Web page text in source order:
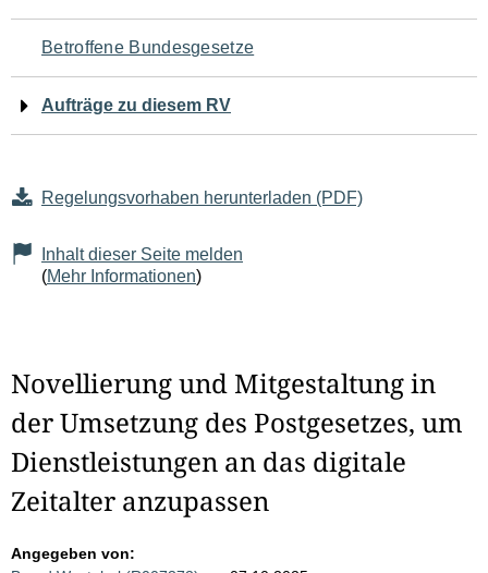
Betroffene Bundesgesetze
Aufträge zu diesem RV
Regelungsvorhaben herunterladen (PDF)
Inhalt dieser Seite melden
(Mehr Informationen)
Novellierung und Mitgestaltung in
der Umsetzung des Postgesetzes, um
Dienstleistungen an das digitale
Zeitalter anzupassen
Angegeben von: